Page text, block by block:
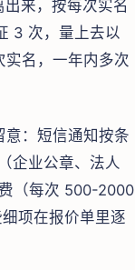
来，按每次实名
3 次，量上去以
实名，一年内多次
意：短信通知按条
企业公章、法人
（每次 500-2000
项在报价单里逐